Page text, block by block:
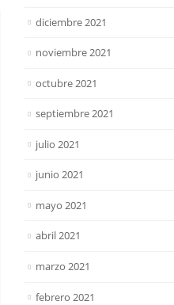
diciembre 2021
noviembre 2021
octubre 2021
septiembre 2021
julio 2021
junio 2021
mayo 2021
abril 2021
marzo 2021
febrero 2021